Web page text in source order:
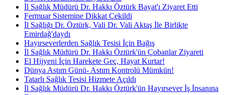
İl Sağlık Müdürü Dr. Hakkı Öztürk Bayat'ı Ziyaret Etti
Fermuar Sistemine Dikkat Çekildi
İl Sağlığı Dr. Öztürk, Vali Dr. Vali Aktaş İle Birlikte
Emirdağ'daydı
Hayırseverlerden Sağlık Tesisi İçin Bağış
İl Sağlık Müdürü Dr. Hakkı Öztürk'ün Çobanlar Ziyareti
El Hijyeni İçin Harekete Geç, Hayat Kurtar!
Dünya Astım Günü- Astım Kontrolü Mümkün!
Tatarlı Sağlık Tesisi Hizmete Açıldı
İl Sağlık Müdürü Dr. Hakkı Öztürk'ün Hayırsever İş İnsanına